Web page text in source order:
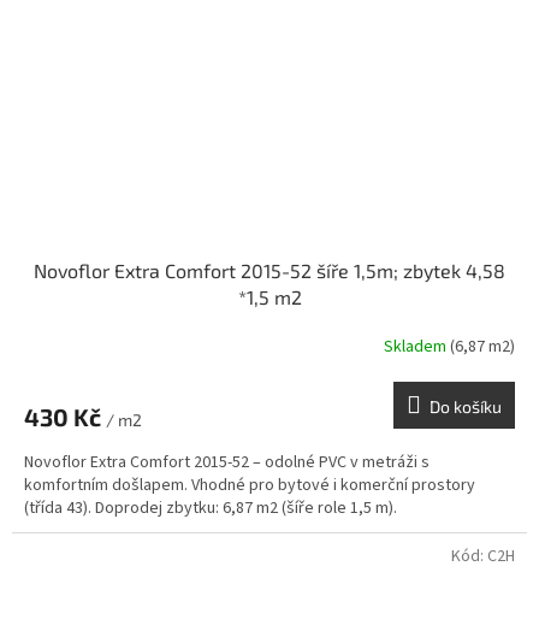
Novoflor Extra Comfort 2015-52 šíře 1,5m; zbytek 4,58
*1,5 m2
Skladem (6,87 m2)
430 Kč / m2
Do košíku
Novoflor Extra Comfort 2015-52 – odolné PVC v metráži s
komfortním došlapem. Vhodné pro bytové i komerční prostory
(třída 43). Doprodej zbytku: 6,87 m2 (šíře role 1,5 m).
Kód: C2H